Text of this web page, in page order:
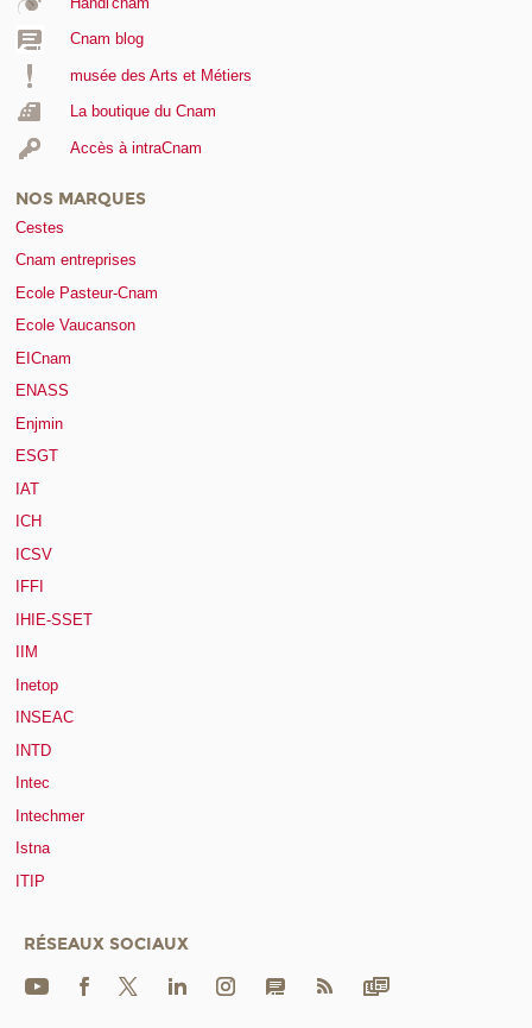
Cnam blog
musée des Arts et Métiers
La boutique du Cnam
Accès à intraCnam
NOS MARQUES
Cestes
Cnam entreprises
Ecole Pasteur-Cnam
Ecole Vaucanson
EICnam
ENASS
Enjmin
ESGT
IAT
ICH
ICSV
IFFI
IHIE-SSET
IIM
Inetop
INSEAC
INTD
Intec
Intechmer
Istna
ITIP
RÉSEAUX SOCIAUX